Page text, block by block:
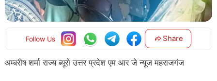
Follow Us Share
अम्बरीष शर्मा राज्य ब्यूरो उत्तर प्रदेश एम आर जे न्यूज महराजगंज